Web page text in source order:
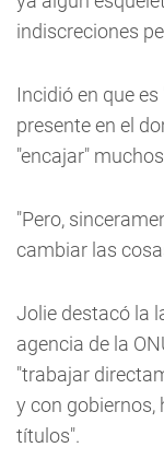
indiscreciones
Incidió en que
presente en el
"encajar"
"Pero,
cambiar las
Jolie destacó la
agencia de la
"trabajar
y con gobiernos,
títulos".